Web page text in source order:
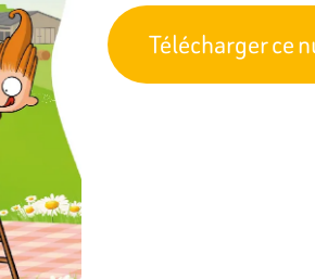
Télécharger ce